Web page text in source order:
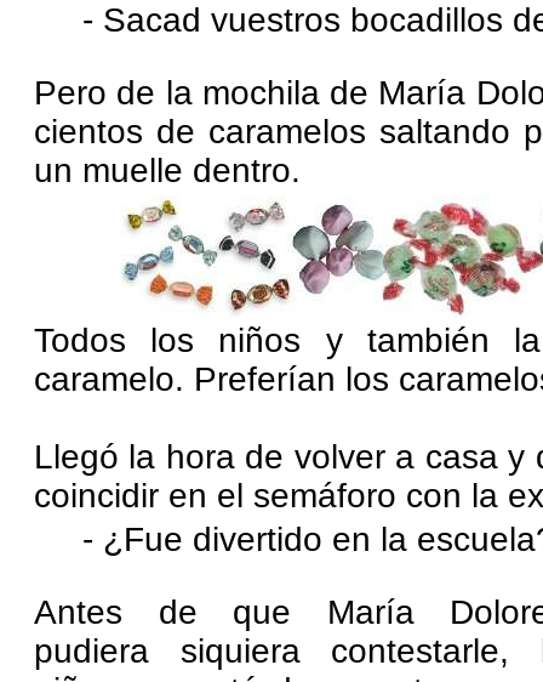
- Sacad vuestros bocadillos
Pero de la mochila de María
cientos de caramelos saltando
un muelle dentro.
Todos los niños y también
caramelo. Preferían los
Llegó la hora de volver a casa
coincidir en el semáforo con la
- ¿Fue divertido en la
Antes de que María
pudiera siquiera contestarle,